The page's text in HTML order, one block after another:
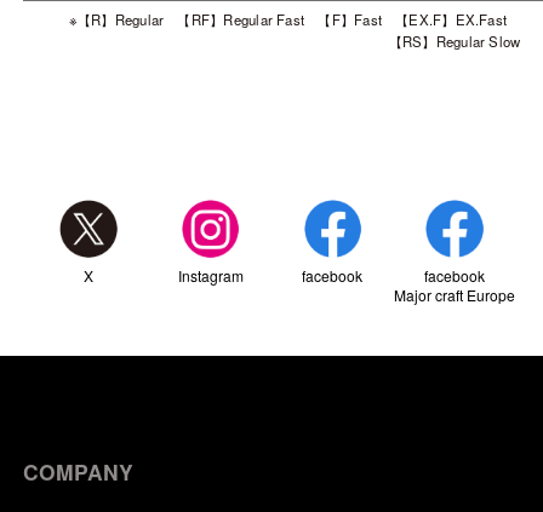
※【R】Regular 【RF】Regular Fast 【F】Fast 【EX.F】EX.Fast
【RS】Regular Slow
X Instagram facebook
facebook
Major craft Europe
COMPANY